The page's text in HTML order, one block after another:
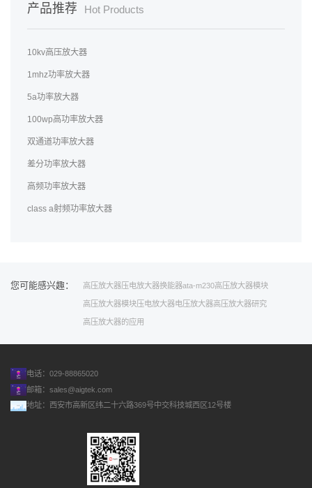
产品推荐 Hot Products
10kv高压放大器
1mhz功率放大器
5a功率放大器
100wp高功率放大器
双通道功率放大器
差分功率放大器
高频功率放大器
class a射频功率放大器
您可能感兴趣： 高压放大器 压电放大器换能器ata-m230高压放大器模块
高压放大器模块 压电放大器电压放大器高压放大器研究
高压放大器的应用
电话：029-88865020
邮箱： sales@aigtek.com
地址：西安市高新区纬二十六路369号中交科技城西区12号楼